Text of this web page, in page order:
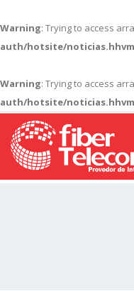
Warning: Trying to access
auth/hotsite/
Warning: Trying to access
auth/hotsite/